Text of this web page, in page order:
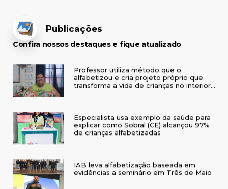
Publicações
Confira nossos destaques e fique atualizado
Professor utiliza método que o
alfabetizou e cria projeto próprio que
transforma a vida de crianças no interior
do RS
Especialista usa exemplo da saúde para
explicar como Sobral (CE) alcançou 97%
de crianças alfabetizadas
IAB leva alfabetização baseada em
evidências a seminário em Três de Maio